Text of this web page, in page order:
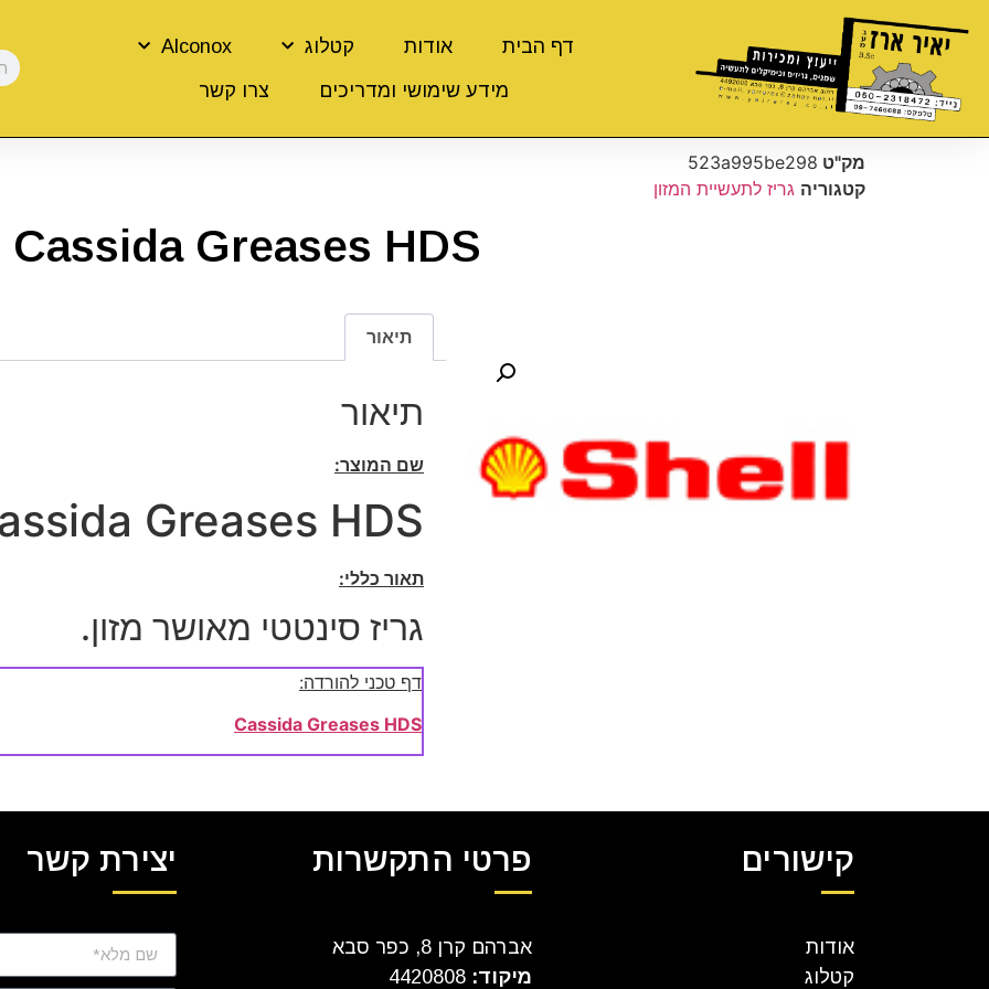
דף הבית אודות קטלוג
Alconox
מידע שימושי ומדריכים
צרו קשר
מק"ט 523a995be298
קטגוריה גריז לתעשיית המזון
Cassida Greases HDS
תיאור
תיאור
שם המוצר:
Greases HDS
תאור כללי:
גריז סינטטי מאושר מזון.
דף טכני להורדה:
Cassida Greases HDS
קישורים
אודות
קטלוג
פרטי התקשרות
אברהם קרן 8, כפר סבא
מיקוד:
יצירת קשר